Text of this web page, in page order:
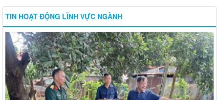
TIN HOẠT ĐỘNG LĨNH VỰC NGÀNH